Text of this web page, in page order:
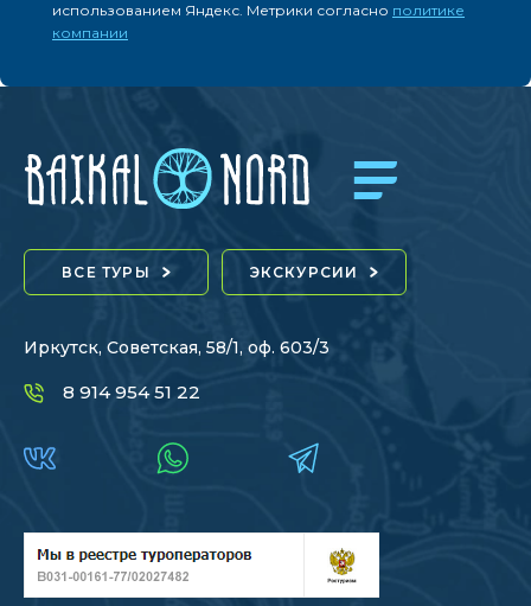
использованием Яндекс. Метрики согласно политике
компании
ВСЕ ТУРЫ ЭКСКУРСИИ
Иркутск, Советская, 58/1, оф. 603/3
8 914 954 51 22